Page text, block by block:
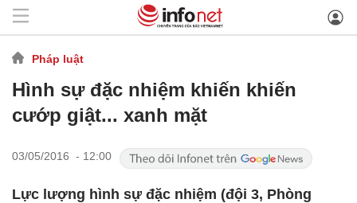
Pháp luật
Hình sự đặc nhiệm khiến khiến
cướp giật... xanh mặt
03/05/2016 - 12:00
Lực lượng hình sự đặc nhiệm (đội 3, Phòng